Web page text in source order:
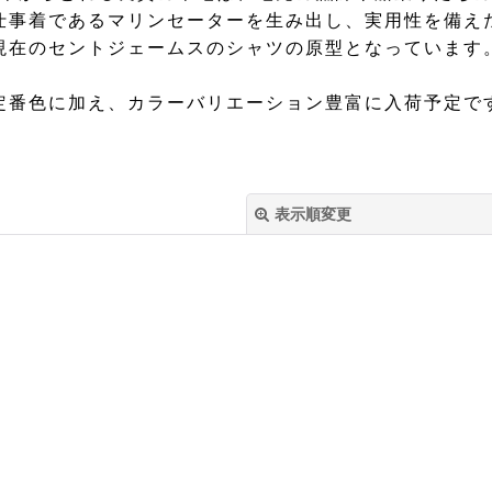
事着であるマリンセーターを生み出し、実用性を備え
在のセントジェームスのシャツの原型となっています
色に加え、カラーバリエーション豊富に入荷予定で
表示順変更